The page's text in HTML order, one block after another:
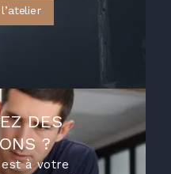
DES
?
à votre